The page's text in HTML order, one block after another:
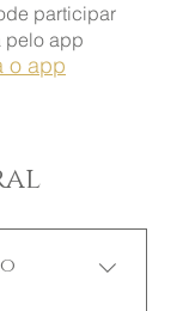
participar
pelo app
o app